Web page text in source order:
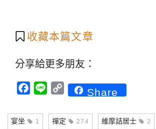
收藏本篇文章
分享給更多朋友：
Facebook
Line CopyShare
宴坐 1 禪定 274 維摩詰居士 2